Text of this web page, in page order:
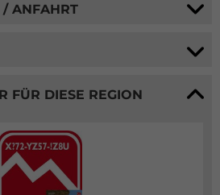
/ ANFAHRT
FÜR DIESE REGION